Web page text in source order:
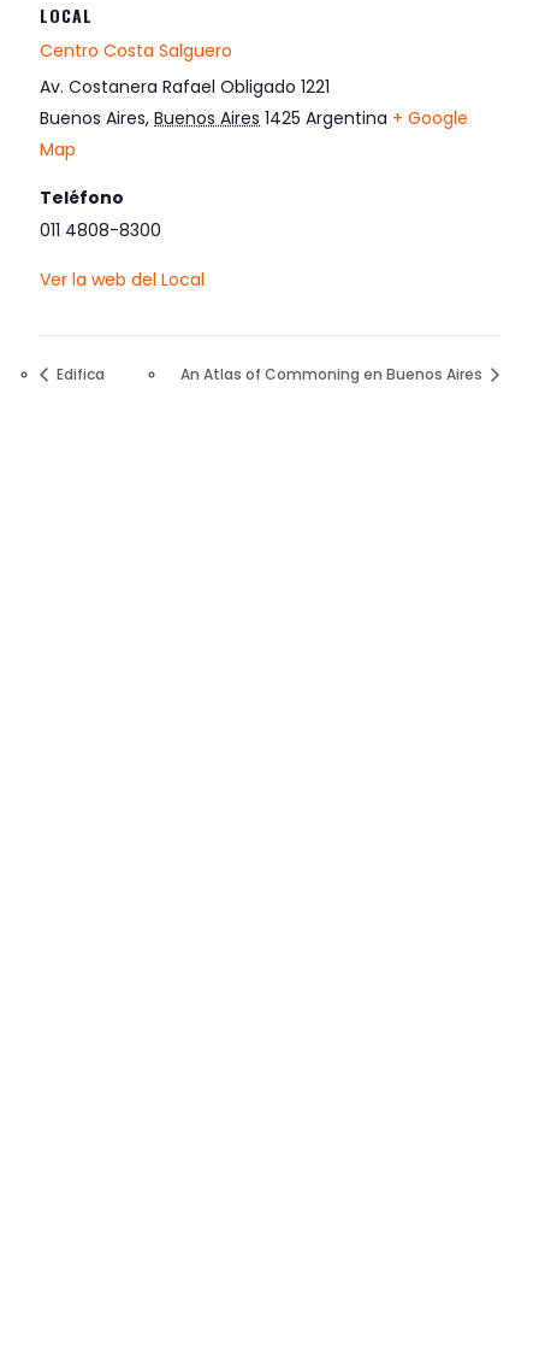
LOCAL
Centro Costa Salguero
Av. Costanera Rafael Obligado 1221
Buenos Aires, Buenos Aires 1425 Argentina + Google
Map
Teléfono
011 4808-8300
Ver la web del Local
Edifica An Atlas of Commoning en Buenos Aires